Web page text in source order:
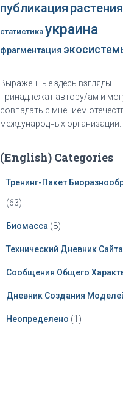
публикация растения
статистика украина
фрагментация
Выраженные здесь взгляды
принадлежат автору/ам и
совпадать с мнением
международных организаций.
(English) Categories
Тренинг-Пакет
(63)
Биомасса (8)
Технический Дневник Сайта
Сообщения Общего
Дневник Создания
Неопределено (1)